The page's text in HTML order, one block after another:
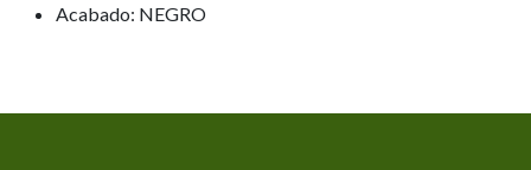
Acabado: NEGRO